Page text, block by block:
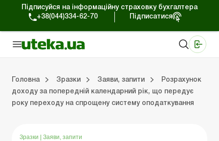
Підписуйся на інформаційну страховку бухгалтера
+38(044)334-62-70
Підписатися
Головна Зразки Заяви, запити
Розрахунок
доходу за попередній календарний рік, що передує
року переходу на спрощену систему оподаткування
Зразки Заяви, запити